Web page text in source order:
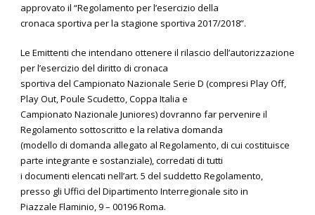
approvato il “Regolamento per l’esercizio della
cronaca sportiva per la stagione sportiva 2017/2018”.
Le Emittenti che intendano ottenere il rilascio dell’autorizzazione
per l’esercizio del diritto di cronaca
sportiva del Campionato Nazionale Serie D (compresi Play Off,
Play Out, Poule Scudetto, Coppa Italia e
Campionato Nazionale Juniores) dovranno far pervenire il
Regolamento sottoscritto e la relativa domanda
(modello di domanda allegato al Regolamento, di cui costituisce
parte integrante e sostanziale), corredati di tutti
i documenti elencati nell’art. 5 del suddetto Regolamento,
presso gli Uffici del Dipartimento Interregionale sito in
Piazzale Flaminio, 9 – 00196 Roma.